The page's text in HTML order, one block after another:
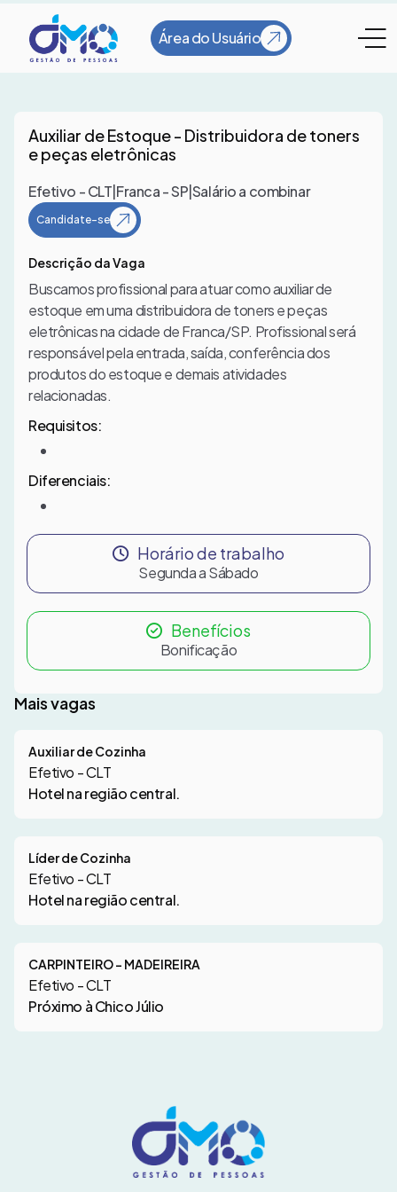
Área do Usuário
Auxiliar de Estoque - Distribuidora de toners
e peças eletrônicas
Efetivo - CLT|Franca - SP|Salário a combinar
Candidate-se
Descrição da Vaga
Buscamos profissional para atuar como auxiliar de
estoque em uma distribuidora de toners e peças
eletrônicas na cidade de Franca/SP. Profissional será
responsável pela entrada, saída, conferência dos
produtos do estoque e demais atividades
relacionadas.
Requisitos:
Diferenciais:
Horário de trabalho
Segunda a Sábado
Benefícios
Bonificação
Mais vagas
Auxiliar de Cozinha
Efetivo - CLT
Hotel na região central.
Líder de Cozinha
Efetivo - CLT
Hotel na região central.
CARPINTEIRO – MADEIREIRA
Efetivo - CLT
Próximo à Chico Júlio